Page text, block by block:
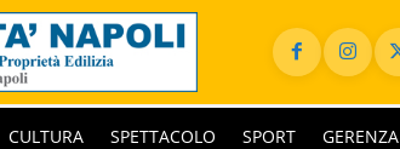
CULTURA SPETTACOLO SPORT GERENZA